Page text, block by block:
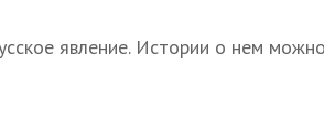
явление. Истории о нем